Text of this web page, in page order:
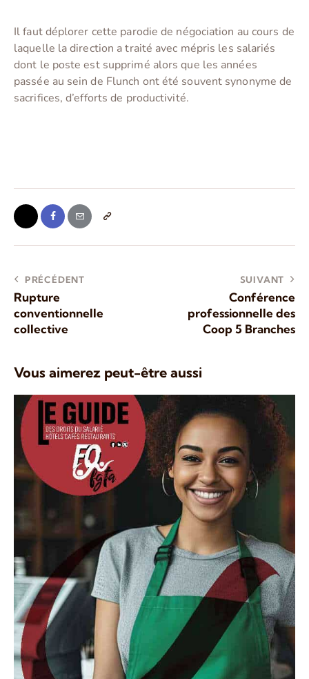
Il faut déplorer cette parodie de négociation au cours de
laquelle la direction a traité avec mépris les salariés
dont le poste est supprimé alors que les années
passée au sein de Flunch ont été souvent synonyme de
sacrifices, d’efforts de productivité.
PRÉCÉDENT
Rupture
conventionnelle
collective
SUIVANT
Conférence
professionnelle des
Coop 5 Branches
Vous aimerez peut-être aussi